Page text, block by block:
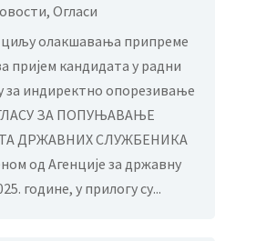
, Огласи
олакшавања припреме
пријем кандидата у радни
за индиректно опорезивање
ЗА ПОПУЊАВАЊЕ
ДРЖАВНИХ СЛУЖБЕНИКА
од Агенције за државну
године, у прилогу су...